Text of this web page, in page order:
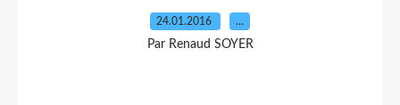
24.01.2016 …
Par Renaud SOYER